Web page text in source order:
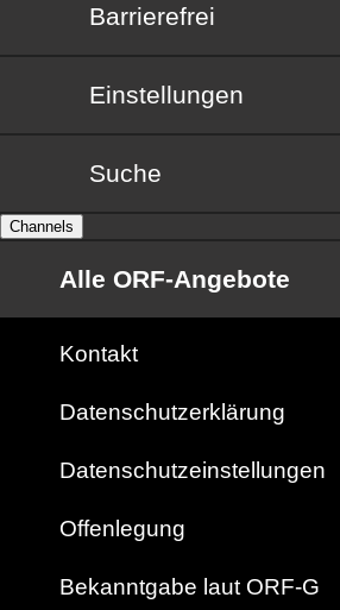
Barrierefrei
Barrierefrei
Einstellungen
Suche
Channels
Alle ORF-Angebote
Kontakt
Datenschutzerklärung
Datenschutzeinstellungen
Offenlegung
Bekanntgabe laut ORF-G